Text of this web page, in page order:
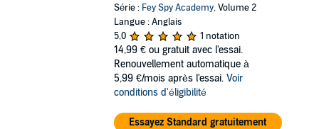
Série : Fey Spy Academy, Volume 2
Langue : Anglais
5,0
1 notation
14,99 € ou gratuit avec l'essai.
Renouvellement automatique à
5,99 €/mois après l'essai. Voir
conditions d'éligibilité
Essayez Standard gratuitement